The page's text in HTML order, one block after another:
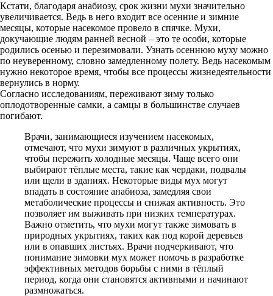
Кстати, благодаря анабиозу, срок жизни мухи значительно
увеличивается. Ведь в него входит все осенние и зимние
месяцы, которые насекомое провело в спячке. Мухи,
докучающие людям ранней весной – это те особи, которые
родились осенью и перезимовали. Узнать осеннюю муху можно
по неуверенному, словно замедленному полету. Ведь насекомым
нужно некоторое время, чтобы все процессы жизнедеятельности
вернулись в норму.
Согласно исследованиям, переживают зиму только
оплодотворенные самки, а самцы в большинстве случаев
погибают.
Врачи, занимающиеся изучением насекомых,
отмечают, что мухи зимуют в различных укрытиях,
чтобы пережить холодные месяцы. Чаще всего они
выбирают тёплые места, такие как чердаки, подвалы
или щели в зданиях. Некоторые виды мух могут
впадать в состояние анабиоза, замедляя свои
метаболические процессы и снижая активность. Это
позволяет им выживать при низких температурах.
Важно отметить, что мухи могут также зимовать в
природных укрытиях, таких как под корой деревьев
или в опавших листьях. Врачи подчеркивают, что
понимание зимовки мух может помочь в разработке
эффективных методов борьбы с ними в тёплый
период, когда они становятся активными и начинают
размножаться.